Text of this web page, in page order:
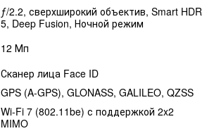
ƒ/2.2, сверхширокий объектив, Smart HDR
5, Deep Fusion, Ночной режим
12 Мп
Сканер лица Face ID
GPS (A-GPS), GLONASS, GALILEO, QZSS
Wi-Fi 7 (802.11be) с поддержкой 2x2
MIMO